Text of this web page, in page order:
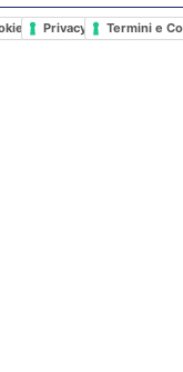
PolicyPrivacy PolicyTermini e